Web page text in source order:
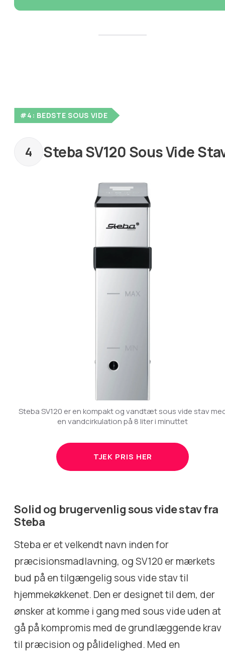
#4: BEDSTE SOUS VIDE
Steba SV120 Sous Vide
Steba SV120 er en kompakt og vandtæt sous vide stav
en vandcirkulation på 8 liter i minuttet
TJEK PRIS HER
Solid og brugervenlig sous vide stav fra
Steba
Steba er et velkendt navn inden for
præcisionsmadlavning, og SV120 er mærkets
bud på en tilgængelig sous vide stav til
hjemmekøkkenet. Den er designet til dem, der
ønsker at komme i gang med sous vide uden at
gå på kompromis med de grundlæggende krav
til præcision og pålidelighed. Med en